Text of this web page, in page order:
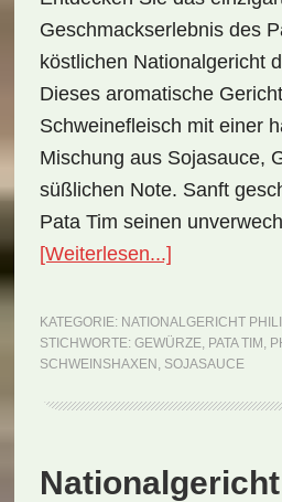
Geschmackserlebnis des
köstlichen Nationalgericht
Dieses aromatische
Schweinefleisch mit einer
Mischung aus Sojasauce,
süßlichen Note. Sanft
Pata Tim seinen
[Weiterlesen...]
Pata
Tim
KATEGORIE: NATIONALGERICHT
STICHWORTE: GEWÜRZE, PATA TIM ,
SCHWEINSHAXEN , SOJASAUCE